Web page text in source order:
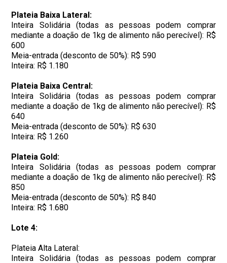
Plateia Baixa Lateral:
Inteira Solidária (todas as pessoas podem comprar
mediante a doação de 1kg de alimento não perecível): R$
600
Meia-entrada (desconto de 50%): R$ 590
Inteira: R$ 1.180
Plateia Baixa Central:
Inteira Solidária (todas as pessoas podem comprar
mediante a doação de 1kg de alimento não perecível): R$
640
Meia-entrada (desconto de 50%): R$ 630
Inteira: R$ 1.260
Plateia Gold:
Inteira Solidária (todas as pessoas podem comprar
mediante a doação de 1kg de alimento não perecível): R$
850
Meia-entrada (desconto de 50%): R$ 840
Inteira: R$ 1.680
Lote 4:
Plateia Alta Lateral:
Inteira Solidária (todas as pessoas podem comprar